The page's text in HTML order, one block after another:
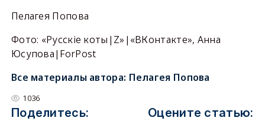
Пелагея Попова
Фото: «Русскiе коты|Z»|«ВКонтакте», Анна
Юсупова|ForPost
Все материалы автора: Пелагея Попова
1036
Поделитесь: Оцените статью: